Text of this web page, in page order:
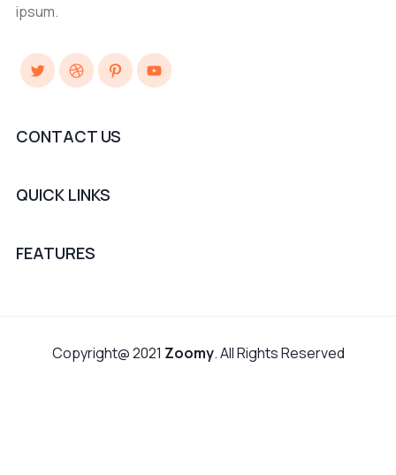
ipsum.
TwitterDribbblePinterestYouTube
CONTACT US
QUICK LINKS
FEATURES
Copyright@ 2021 Zoomy. All Rights Reserved